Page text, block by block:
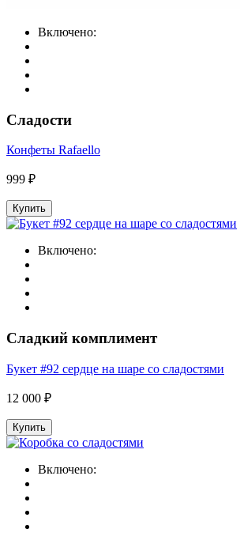
Включено:
Сладости
Конфеты Rafaello
999 ₽
Купить
Включено:
Сладкий комплимент
Букет #92 сердце на шаре со сладостями
12 000 ₽
Купить
Включено: